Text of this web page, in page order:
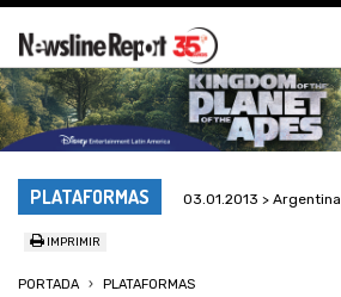
PLATAFORMAS 03.01.2013 > Argentina
IMPRIMIR
PORTADA PLATAFORMAS